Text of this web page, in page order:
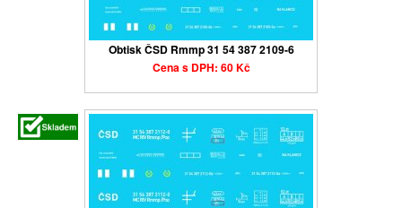
Obtisk ČSD Rmmp 31 54 387 2109-6
Cena s DPH: 60 Kč